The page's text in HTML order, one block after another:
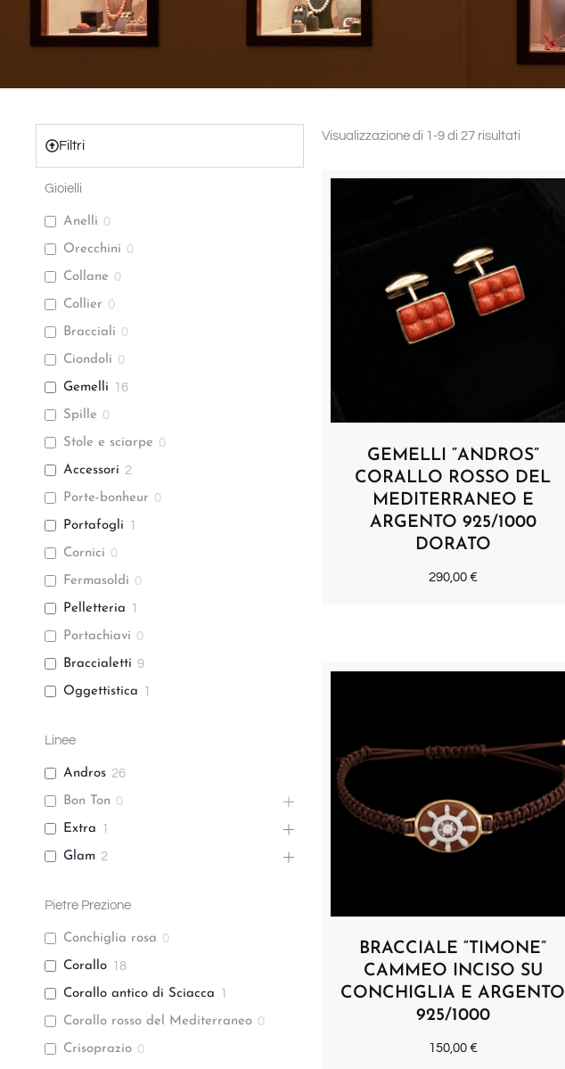
Filtri
Gioielli
Anelli 0
Orecchini 0
Collane 0
Collier 0
Bracciali 0
Ciondoli 0
Gemelli 16
Spille 0
Stole e sciarpe 0
Accessori 2
Porte-bonheur 0
Portafogli 1
Cornici 0
Fermasoldi 0
Pelletteria 1
Portachiavi 0
Braccialetti 9
Oggettistica 1
Linee
Andros 26
Bon Ton 0
Extra 1
Glam 2
Pietre Prezione
Conchiglia rosa 0
Corallo 18
Corallo antico di Sciacca 1
Corallo rosso del Mediterraneo 0
Crisoprazio 0
Visualizzazione di 1-9 di 27 risultati
GEMELLI “ANDROS”
CORALLO ROSSO DEL
MEDITERRANEO E
ARGENTO 925/1000
DORATO
290,00 €
BRACCIALE “TIMONE”
CAMMEO INCISO SU
CONCHIGLIA E ARGENTO
925/1000
150,00 €